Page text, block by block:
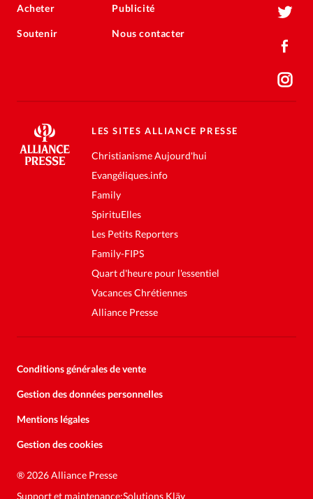
Acheter
Soutenir
Publicité
Nous contacter
LES SITES ALLIANCE PRESSE
Christianisme Aujourd'hui
Evangéliques.info
Family
SpirituElles
Les Petits Reporters
Family-FIPS
Quart d'heure pour l'essentiel
Vacances Chrétiennes
Alliance Presse
Conditions générales de vente
Gestion des données personnelles
Mentions légales
Gestion des cookies
® 2026 Alliance Presse
Support et maintenance:Solutions Kläy
nous développer